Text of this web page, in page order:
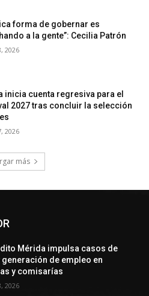
Mérida impulsa casos de
generación de empleo en
y comisarías
2026